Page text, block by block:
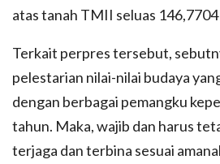
atas tanah TMII seluas
Terkait perpres tersebut,
pelestarian nilai-nilai budaya
dengan berbagai pemangku
tahun. Maka, wajib dan harus
terjaga dan terbina sesuai